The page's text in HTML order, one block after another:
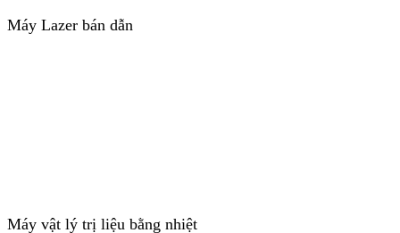
Máy Lazer bán dẫn
Máy vật lý trị liệu bằng nhiệt